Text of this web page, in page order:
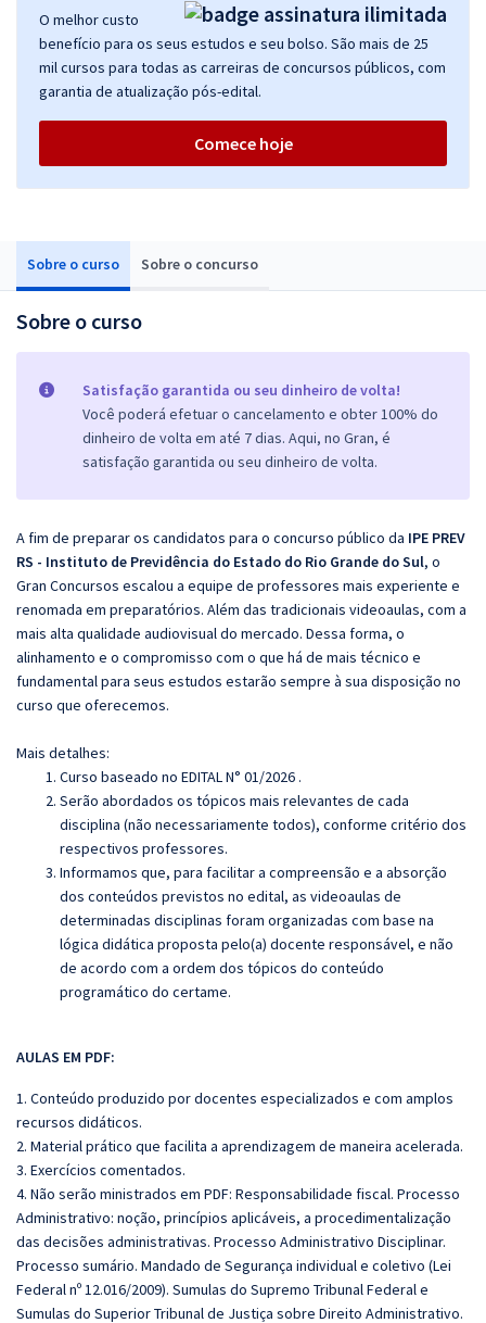
Sobre o curso Sobre o concurso
Sobre o curso
Satisfação garantida ou seu dinheiro de volta!
Você poderá efetuar o cancelamento e obter 100% do
dinheiro de volta em até 7 dias. Aqui, no Gran, é
satisfação garantida ou seu dinheiro de volta.
A fim de preparar os candidatos para o concurso público da IPE PREV
RS - Instituto de Previdência do Estado do Rio Grande do Sul, o
Gran Concursos escalou a equipe de professores mais experiente e
renomada em preparatórios. Além das tradicionais videoaulas, com a
mais alta qualidade audiovisual do mercado. Dessa forma, o
alinhamento e o compromisso com o que há de mais técnico e
fundamental para seus estudos estarão sempre à sua disposição no
curso que oferecemos.
Mais detalhes:
Curso baseado no EDITAL N° 01/2026 .
Serão abordados os tópicos mais relevantes de cada
disciplina (não necessariamente todos), conforme critério dos
respectivos professores.
Informamos que, para facilitar a compreensão e a absorção
dos conteúdos previstos no edital, as videoaulas de
determinadas disciplinas foram organizadas com base na
lógica didática proposta pelo(a) docente responsável, e não
de acordo com a ordem dos tópicos do conteúdo
programático do certame.
AULAS EM PDF:
1. Conteúdo produzido por docentes especializados e com amplos
recursos didáticos.
2. Material prático que facilita a aprendizagem de maneira acelerada.
3. Exercícios comentados.
4. Não serão ministrados em PDF: Responsabilidade fiscal. Processo
Administrativo: noção, princípios aplicáveis, a procedimentalização
das decisões administrativas. Processo Administrativo Disciplinar.
Processo sumário. Mandado de Segurança individual e coletivo (Lei
Federal nº 12.016/2009). Sumulas do Supremo Tribunal Federal e
Sumulas do Superior Tribunal de Justiça sobre Direito Administrativo.
O melhor custo
benefício para os seus estudos e seu bolso. São mais de 25
mil cursos para todas as carreiras de concursos públicos, com
garantia de atualização pós-edital.
Comece hoje